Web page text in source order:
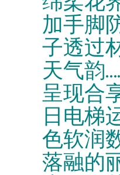
加手脚
子透过
天气韵
呈现合
日电梯
色软润
落融的